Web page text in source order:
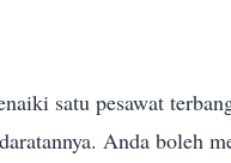
satu pesawat
Anda boleh